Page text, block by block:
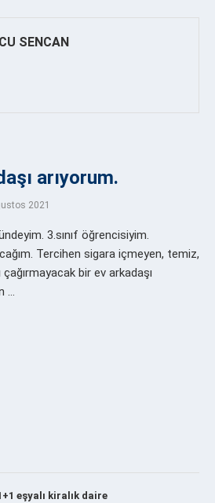
SENCAN
arıyorum.
2021
3.sınıf öğrencisiyim.
Tercihen sigara içmeyen, temiz,
bir ev arkadaşı
…
eşyalı kiralık daire